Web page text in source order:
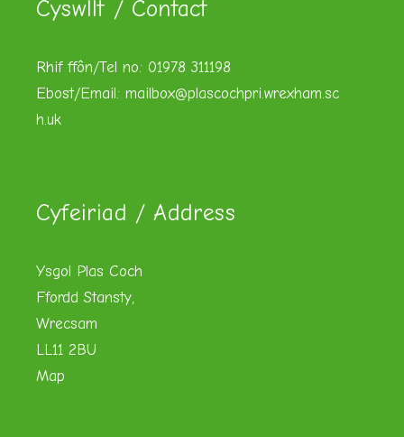
Cyswllt / Contact
Rhif ffôn/Tel no: 01978 311198
Ebost/Email: mailbox@plascochpri.wrexham.sc
h.uk
Cyfeiriad / Address
Ysgol Plas Coch
Ffordd Stansty,
Wrecsam
LL11 2BU
Map